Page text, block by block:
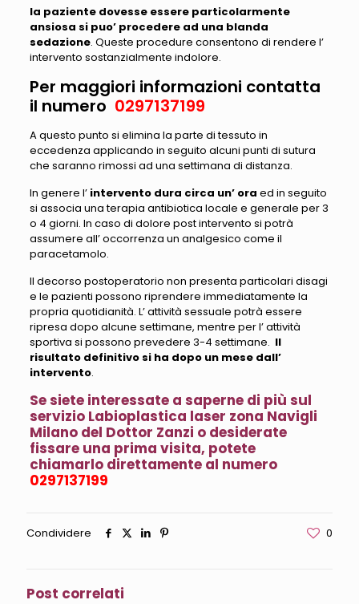
la paziente dovesse essere particolarmente
ansiosa si puo’ procedere ad una blanda
sedazione. Queste procedure consentono di rendere l’
intervento sostanzialmente indolore.
Per maggiori informazioni contatta
il numero 0297137199
A questo punto si elimina la parte di tessuto in
eccedenza applicando in seguito alcuni punti di sutura
che saranno rimossi ad una settimana di distanza.
In genere l’ intervento dura circa un’ ora ed in seguito
si associa una terapia antibiotica locale e generale per 3
o 4 giorni. In caso di dolore post intervento si potrà
assumere all’ occorrenza un analgesico come il
paracetamolo.
Il decorso postoperatorio non presenta particolari disagi
e le pazienti possono riprendere immediatamente la
propria quotidianità. L’ attività sessuale potrà essere
ripresa dopo alcune settimane, mentre per l’ attività
sportiva si possono prevedere 3-4 settimane. Il
risultato definitivo si ha dopo un mese dall’
intervento.
Se siete interessate a saperne di più sul
servizio Labioplastica laser zona Navigli
Milano del Dottor Zanzi o desiderate
fissare una prima visita, potete
chiamarlo direttamente al numero
0297137199
Condividere 0
Post correlati